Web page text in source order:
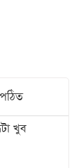
খুব